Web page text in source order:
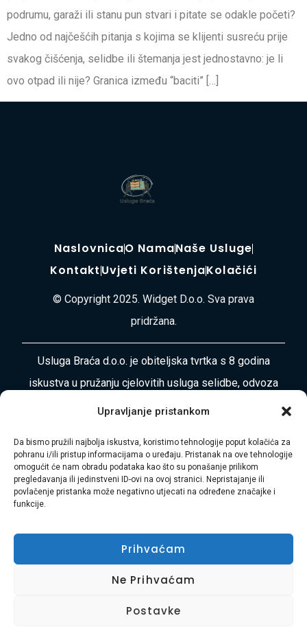
Upravljanje pristankom
Da bismo pružili najbolja iskustva, koristimo tehnologije poput kolačića za
pohranu i/ili pristup informacijama o uređaju. Pristanak na ove tehnologije
omogućit će nam obradu podataka kao što su ponašanje prilikom
pregledavanja ili jedinstveni ID-ovi na ovoj stranici. Nepristajanje ili
povlačenje pristanka može negativno utjecati na određene značajke i
funkcije.
Prihvaćam
Ne Prihvaćam
Postavke
podrumu, garaži ili stanu pun stvari i pitate se odakle početi?
Jedno od najčešćih pitanja s kojima se klijenti susreću prije
svakog čišćenja, selidbe ili štemanja jest jednostavno: je li
ovo otpad ili nije? Granica između “baciti” […]
NaslovnicaO NamaNaše Usluge
KontaktUvjeti KorištenjaKolačići
© Copyright 2025. Widget D.o.o. Sva prava
pridržana.
Usluga Braća d.o.o. je obiteljska tvrtka s 8 godina
iskustva u pružanju cjelovitih usluga selidbe, odvoza
otpada, čišćenja i uređenja okoliša diljem
vaša bezbrižnost i zadovoljstvo.
Adresa:Plase 45, 51000 RIJEKA
Hasibmurtez11@gmail.com